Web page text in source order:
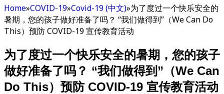
Home»COVID-19»Covid-19 (中文)»为了度过一个快乐安全的
暑期，您的孩子做好准备了吗？ “我们做得到”（We Can Do
This）预防 COVID-19 宣传教育活动
为了度过一个快乐安全的暑期，您的孩子
做好准备了吗？ “我们做得到”（We Can
Do This）预防 COVID-19 宣传教育活动